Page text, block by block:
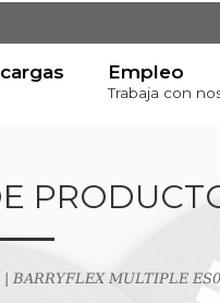
Empleo
Trabaja con
| BARRYFLEX MULTIPLE